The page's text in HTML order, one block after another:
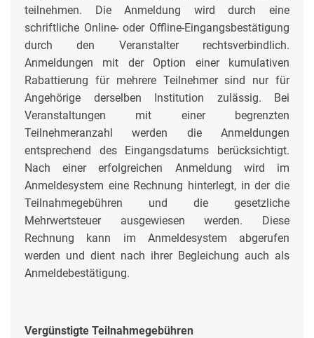
teilnehmen. Die Anmeldung wird durch eine
schriftliche Online- oder Offline-Eingangsbestätigung
durch den Veranstalter rechtsverbindlich.
Anmeldungen mit der Option einer kumulativen
Rabattierung für mehrere Teilnehmer sind nur für
Angehörige derselben Institution zulässig. Bei
Veranstaltungen mit einer begrenzten
Teilnehmeranzahl werden die Anmeldungen
entsprechend des Eingangsdatums berücksichtigt.
Nach einer erfolgreichen Anmeldung wird im
Anmeldesystem eine Rechnung hinterlegt, in der die
Teilnahmegebühren und die gesetzliche
Mehrwertsteuer ausgewiesen werden. Diese
Rechnung kann im Anmeldesystem abgerufen
werden und dient nach ihrer Begleichung auch als
Anmeldebestätigung.
Vergünstigte Teilnahmegebühren